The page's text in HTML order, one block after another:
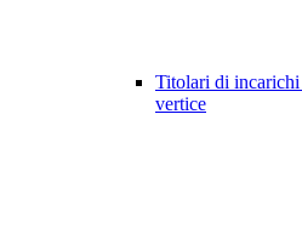
Titolari di
vertice